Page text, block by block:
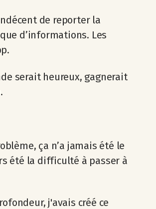
de reporter la
d’informations. Les
serait heureux, gagnerait
ça n’a jamais été le
été la difficulté à passer à
j'avais créé ce